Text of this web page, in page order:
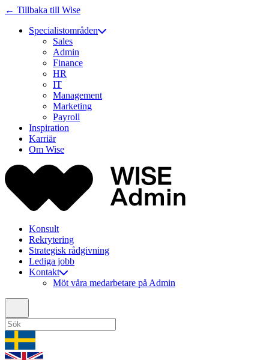
← Tillbaka till Wise
Specialistområden
Sales
Admin
Finance
HR
IT
Management
Marketing
Payroll
Inspiration
Karriär
Om Wise
Konsult
Rekrytering
Strategisk rådgivning
Lediga jobb
Kontakt
Möt våra medarbetare på Admin